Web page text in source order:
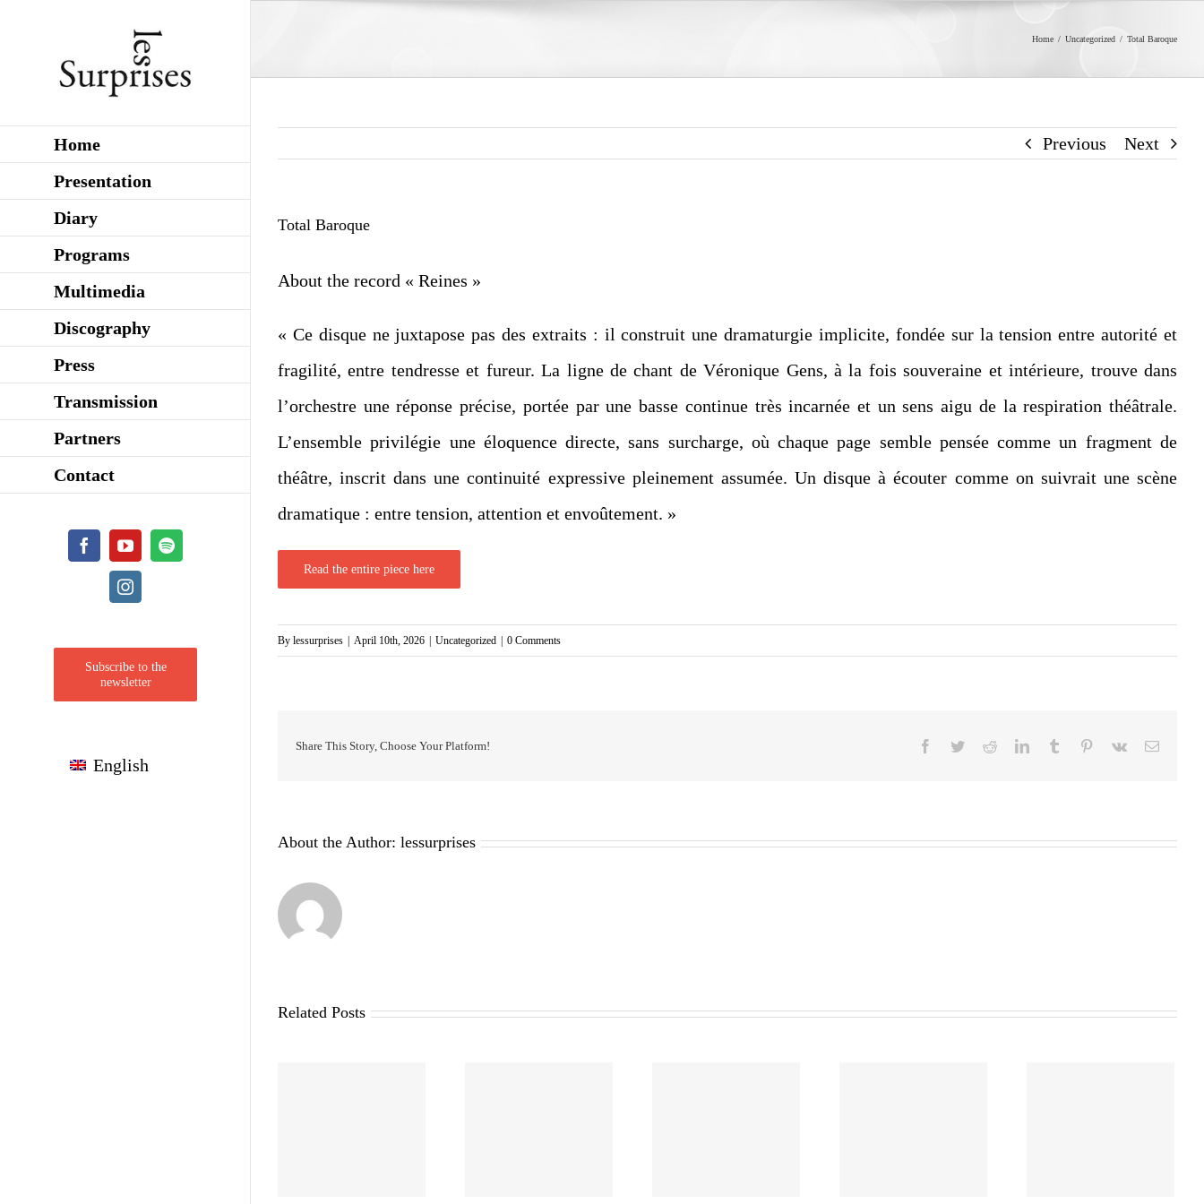
Home
Presentation
Diary
Programs
Multimedia
Discography
Press
Transmission
Partners
Contact
FacebookYouTubeSpotify
Instagram
Subscribe to the
newsletter
English
Home / Uncategorized / Total Baroque
Previous Next
Total Baroque
About the record « Reines »
« Ce disque ne juxtapose pas des extraits : il construit une dramaturgie implicite, fondée sur la tension entre autorité et
fragilité, entre tendresse et fureur. La ligne de chant de Véronique Gens, à la fois souveraine et intérieure, trouve dans
l’orchestre une réponse précise, portée par une basse continue très incarnée et un sens aigu de la respiration théâtrale.
L’ensemble privilégie une éloquence directe, sans surcharge, où chaque page semble pensée comme un fragment de
théâtre, inscrit dans une continuité expressive pleinement assumée. Un disque à écouter comme on suivrait une scène
dramatique : entre tension, attention et envoûtement. »
Read the entire piece here
By lessurprises April 10th, 2026 Uncategorized 0 Comments
Share This Story, Choose Your Platform! Facebook
TwitterRedditLinkedInTumblr Pinterest
Vk Email
About the Author: lessurprises
Related Posts